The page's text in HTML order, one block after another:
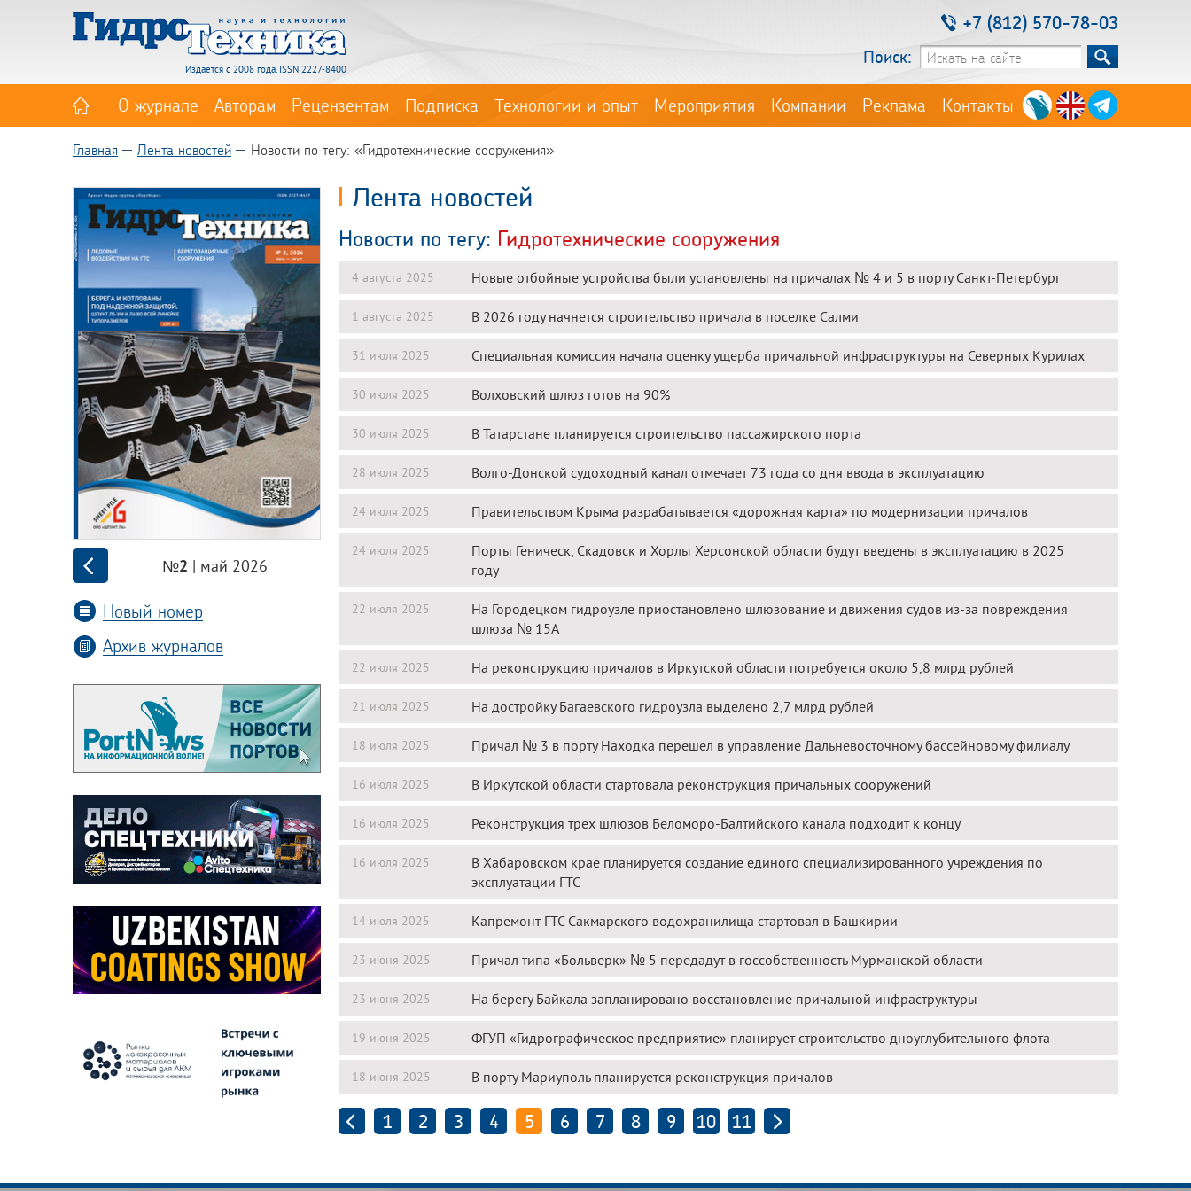
Издается с 2008 года. ISSN 2227-8400
+7 (812) 570-78-03
Поиск:
О журнале Авторам Рецензентам Подписка Технологии и опыт Мероприятия Компании Реклама Контакты
Главная Лента новостей Новости по тегу: «Гидротехнические сооружения»
№2 | май 2026
Новый номер
Архив журналов
Лента новостей
Новости по тегу: Гидротехнические сооружения
4 августа 2025 Новые отбойные устройства были установлены на причалах № 4 и 5 в порту Санкт-Петербург
1 августа 2025 В 2026 году начнется строительство причала в поселке Салми
31 июля 2025 Специальная комиссия начала оценку ущерба причальной инфраструктуры на Северных Курилах
30 июля 2025 Волховский шлюз готов на 90%
30 июля 2025 В Татарстане планируется строительство пассажирского порта
28 июля 2025 Волго-Донской судоходный канал отмечает 73 года со дня ввода в эксплуатацию
24 июля 2025 Правительством Крыма разрабатывается «дорожная карта» по модернизации причалов
24 июля 2025
Порты Геническ, Скадовск и Хорлы Херсонской области будут введены в эксплуатацию в 2025
году
22 июля 2025
На Городецком гидроузле приостановлено шлюзование и движения судов из-за повреждения
шлюза № 15А
22 июля 2025 На реконструкцию причалов в Иркутской области потребуется около 5,8 млрд рублей
21 июля 2025 На достройку Багаевского гидроузла выделено 2,7 млрд рублей
18 июля 2025 Причал № 3 в порту Находка перешел в управление Дальневосточному бассейновому филиалу
16 июля 2025 В Иркутской области стартовала реконструкция причальных сооружений
16 июля 2025 Реконструкция трех шлюзов Беломоро-Балтийского канала подходит к концу
16 июля 2025
В Хабаровском крае планируется создание единого специализированного учреждения по
эксплуатации ГТС
14 июля 2025 Капремонт ГТС Сакмарского водохранилища стартовал в Башкирии
23 июня 2025 Причал типа «Больверк» № 5 передадут в госсобственность Мурманской области
23 июня 2025 На берегу Байкала запланировано восстановление причальной инфраструктуры
19 июня 2025 ФГУП «Гидрографическое предприятие» планирует строительство дноуглубительного флота
18 июня 2025 В порту Мариуполь планируется реконструкция причалов
1 2 3 4 5 6 7 8 9 10 11